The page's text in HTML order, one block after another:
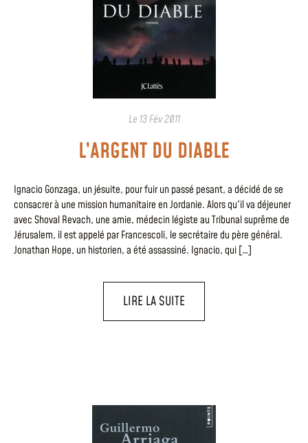
Le 13 Fév 2011
L’ARGENT DU DIABLE
Ignacio Gonzaga, un jésuite, pour fuir un passé pesant, a décidé de se
consacrer à une mission humanitaire en Jordanie. Alors qu'il va déjeuner
avec Shoval Revach, une amie, médecin légiste au Tribunal suprême de
Jérusalem, il est appelé par Francescoli, le secrétaire du père général.
Jonathan Hope, un historien, a été assassiné. Ignacio, qui […]
LIRE LA SUITE